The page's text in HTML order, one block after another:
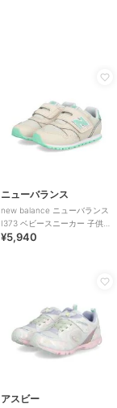
ニューバランス
new balance ニューバランス
I373 ベビースニーカー 子供靴
ワンベルト
¥5,940
アスビー